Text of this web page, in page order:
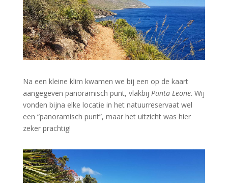
Na een kleine klim kwamen we bij een op de kaart
aangegeven panoramisch punt, vlakbij Punta Leone. Wij
vonden bijna elke locatie in het natuurreservaat wel
een “panoramisch punt”, maar het uitzicht was hier
zeker prachtig!